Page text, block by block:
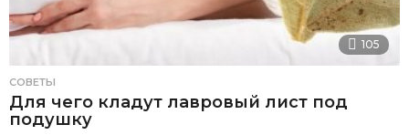
105
СОВЕТЫ
Для чего кладут лавровый лист под
подушку